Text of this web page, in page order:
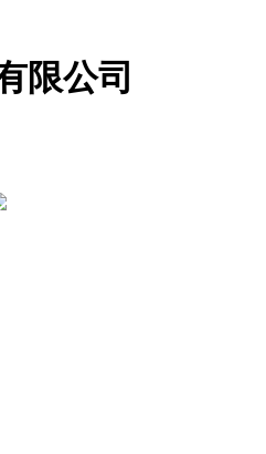
限公司